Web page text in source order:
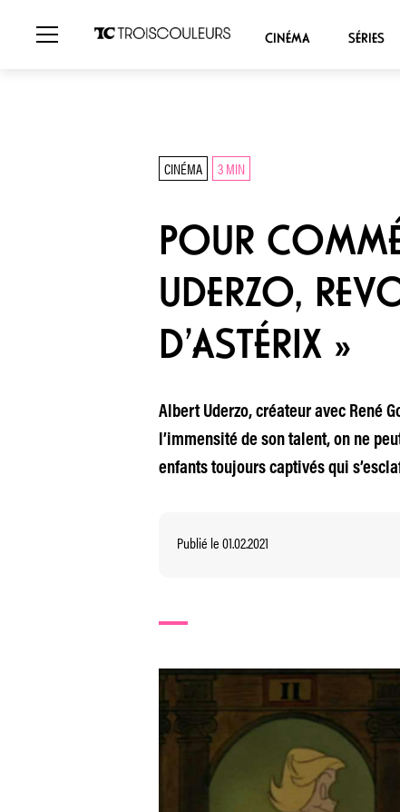
CINÉMA SÉRIES
CINÉMA 3 MIN
POUR
UDERZO,
D’ASTÉRIX »
Albert Uderzo, créateur avec René
l’immensité de son talent, on ne
enfants toujours captivés qui
Publié le 01.02.2021